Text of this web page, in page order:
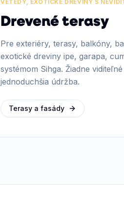
VETEDY, EXOTICKÉ DREVINY S
Drevené terasy
Pre exteriéry, terasy, balkóny,
exotické dreviny ipe, garapa,
systémom Sihga. Žiadne
jednoduchšia údržba.
Terasy a fasády